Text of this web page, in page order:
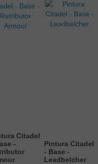
Citadel
-
Pintura Citadel
- Base -
Leadbelcher